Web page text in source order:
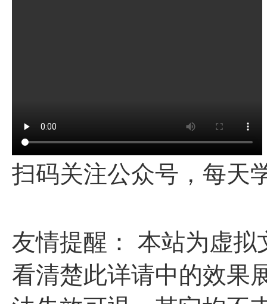
扫码关注公众号，每天
友情提醒： 本站为虚
看清楚此详请中的效果